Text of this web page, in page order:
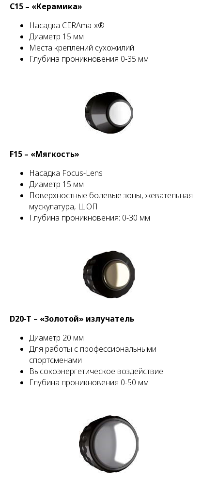
C15 – «Керамика»
Насадка CERAma-x®
Диаметр 15 мм
Места креплений сухожилий
Глубина проникновения 0-35 мм
F15 – «Мягкость»
Насадка Focus-Lens
Диаметр 15 мм
Поверхностные болевые зоны, жевательная
мускулатура, ШОП
Глубина проникновения: 0-30 мм
D20-T – «Золотой» излучатель
Диаметр 20 мм
Для работы с профессиональными
спортсменами
Высокоэнергетическое воздействие
Глубина проникновения 0-50 мм